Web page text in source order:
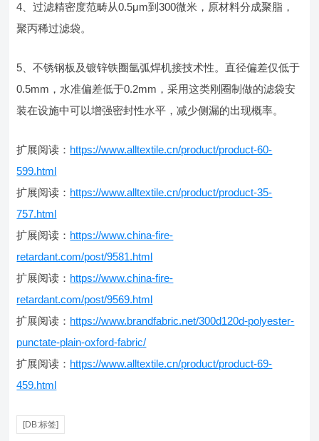
4、过滤精密度范畴从0.5μm到300微米，原材料分成聚脂，
聚丙稀过滤袋。
5、不锈钢板及镀锌铁圈氩弧焊机接技术性。直径偏差仅低于
0.5mm，水准偏差低于0.2mm，采用这类刚圈制做的滤袋安
装在设施中可以增强密封性水平，减少侧漏的出现概率。
扩展阅读： https://www.alltextile.cn/product/product-60-
599.html
扩展阅读： https://www.alltextile.cn/product/product-35-
757.html
扩展阅读： https://www.china-fire-
retardant.com/post/9581.html
扩展阅读： https://www.china-fire-
retardant.com/post/9569.html
扩展阅读： https://www.brandfabric.net/300d120d-polyester-
punctate-plain-oxford-fabric/
扩展阅读： https://www.alltextile.cn/product/product-69-
459.html
[DB:标签]